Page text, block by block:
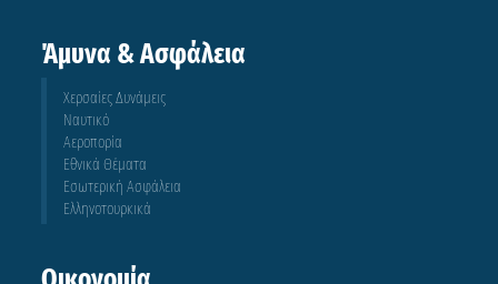
Άμυνα & Ασφάλεια
Χερσαίες Δυνάμεις
Ναυτικό
Αεροπορία
Εθνικά Θέματα
Εσωτερική Ασφάλεια
Ελληνοτουρκικά